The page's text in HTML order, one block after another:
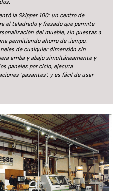
la Skipper 100: un centro de
el taladrado y fresado que permite
del mueble, sin puestas a
permitiendo ahorro de tiempo.
de cualquier dimensión sin
arriba y abajo simultáneamente y
paneles por ciclo, ejecuta
‘pasantes’, y es fácil de usar